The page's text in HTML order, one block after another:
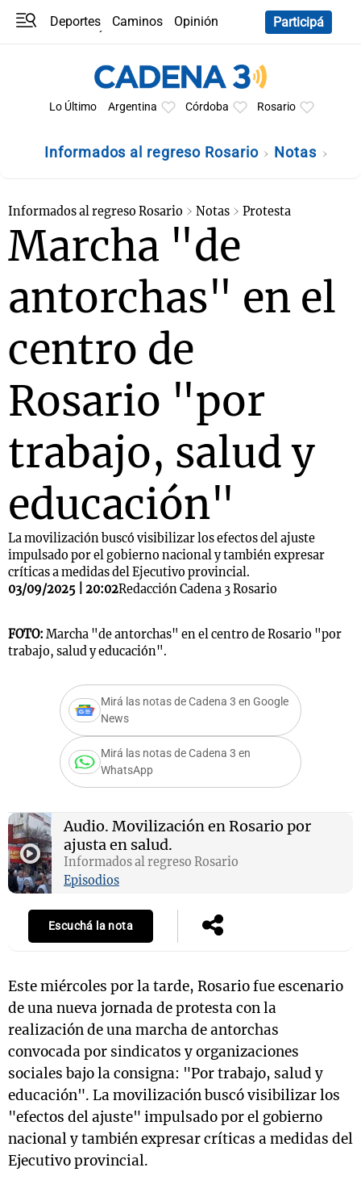
Deportes Caminos
Opinión
Participá
Lo Último Argentina Córdoba Rosario
Informados al regreso Rosario Notas
Informados al regreso Rosario Notas Protesta
Marcha "de
antorchas" en el
centro de
Rosario "por
trabajo, salud y
educación"
La movilización buscó visibilizar los efectos del ajuste
impulsado por el gobierno nacional y también expresar
críticas a medidas del Ejecutivo provincial.
03/09/2025 | 20:02Redacción Cadena 3 Rosario
FOTO: Marcha "de antorchas" en el centro de Rosario "por
trabajo, salud y educación".
Mirá las notas de Cadena 3 en Google
News
Mirá las notas de Cadena 3 en
WhatsApp
Audio. Movilización en Rosario por
ajusta en salud.
Informados al regreso Rosario
Episodios
Escuchá la nota
Este miércoles por la tarde, Rosario fue escenario
de una nueva jornada de protesta con la
realización de una marcha de antorchas
convocada por sindicatos y organizaciones
sociales bajo la consigna: "Por trabajo, salud y
educación". La movilización buscó visibilizar los
"efectos del ajuste" impulsado por el gobierno
nacional y también expresar críticas a medidas del
Ejecutivo provincial.
Mundial 2026
Notas
La Sole en